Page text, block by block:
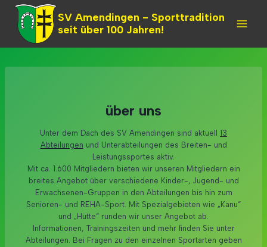
Skip
content
SV Amendingen - Sporttradition
seit über 100 Jahren!
über uns
Unter dem Dach des SV Amendingen sind aktuell 13
Abteilungen und Unterabteilungen des Breiten- und
Leistungssportes aktiv.
Mit ca. 1.600 Mitgliedern bieten wir unseren Mitgliedern ein
breites Angebot über verschiedene Kinder-, Jugend- und
Erwachsenen-Gruppen in den Abteilungen bis hin zum
Senioren- und REHA-Sport. Mit Spezialgebieten wie „Kanu“
und „Hütte“ runden wir unser Angebot ab.
Informationen, Trainingszeiten und mehr finden Sie unter
Abteilungen. Bei Fragen zu den einzelnen Sportarten geben